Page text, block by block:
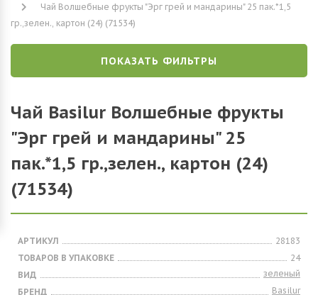
Чай Волшебные фрукты "Эрг грей и мандарины" 25 пак.*1,5
гр.,зелен., картон (24) (71534)
ПОКАЗАТЬ ФИЛЬТРЫ
Чай Basilur Волшебные фрукты
"Эрг грей и мандарины" 25
пак.*1,5 гр.,зелен., картон (24)
(71534)
АРТИКУЛ
28183
ТОВАРОВ В УПАКОВКЕ
24
ВИД
зеленый
БРЕНД
Basilur